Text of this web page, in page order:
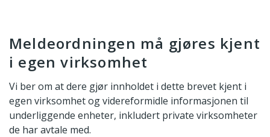
Meldeordningen må gjøres kjent
i egen virksomhet
Vi ber om at dere gjør innholdet i dette brevet kjent i
egen virksomhet og videreformidle informasjonen til
underliggende enheter, inkludert private virksomheter
de har avtale med.